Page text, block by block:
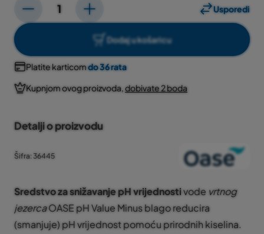
Dodaj u košaricu
Usporedi
Platite karticomdo 36 rata
Kupnjom ovog proizvoda,dobivate 2 boda
Detalji o proizvodu
Šifra: 36445
Sredstvo za snižavanje pH vrijednostivode vrtnog
jezercaOASE pH Value Minus blago reducira
(smanjuje) pH vrijednost pomoću prirodnih kiselina.